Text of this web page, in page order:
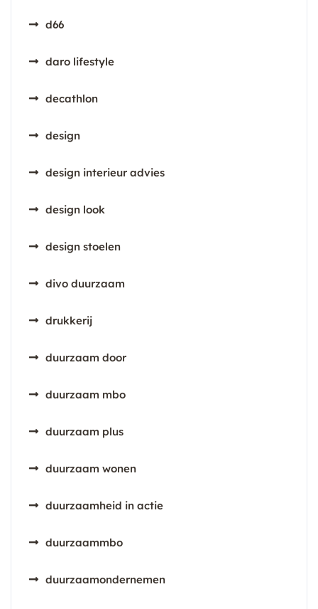
d66
daro lifestyle
decathlon
design
design interieur advies
design look
design stoelen
divo duurzaam
drukkerij
duurzaam door
duurzaam mbo
duurzaam plus
duurzaam wonen
duurzaamheid in actie
duurzaammbo
duurzaamondernemen